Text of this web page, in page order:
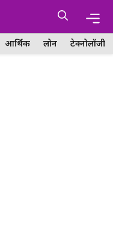
आर्थिक लोन टेक्नोलॉजी